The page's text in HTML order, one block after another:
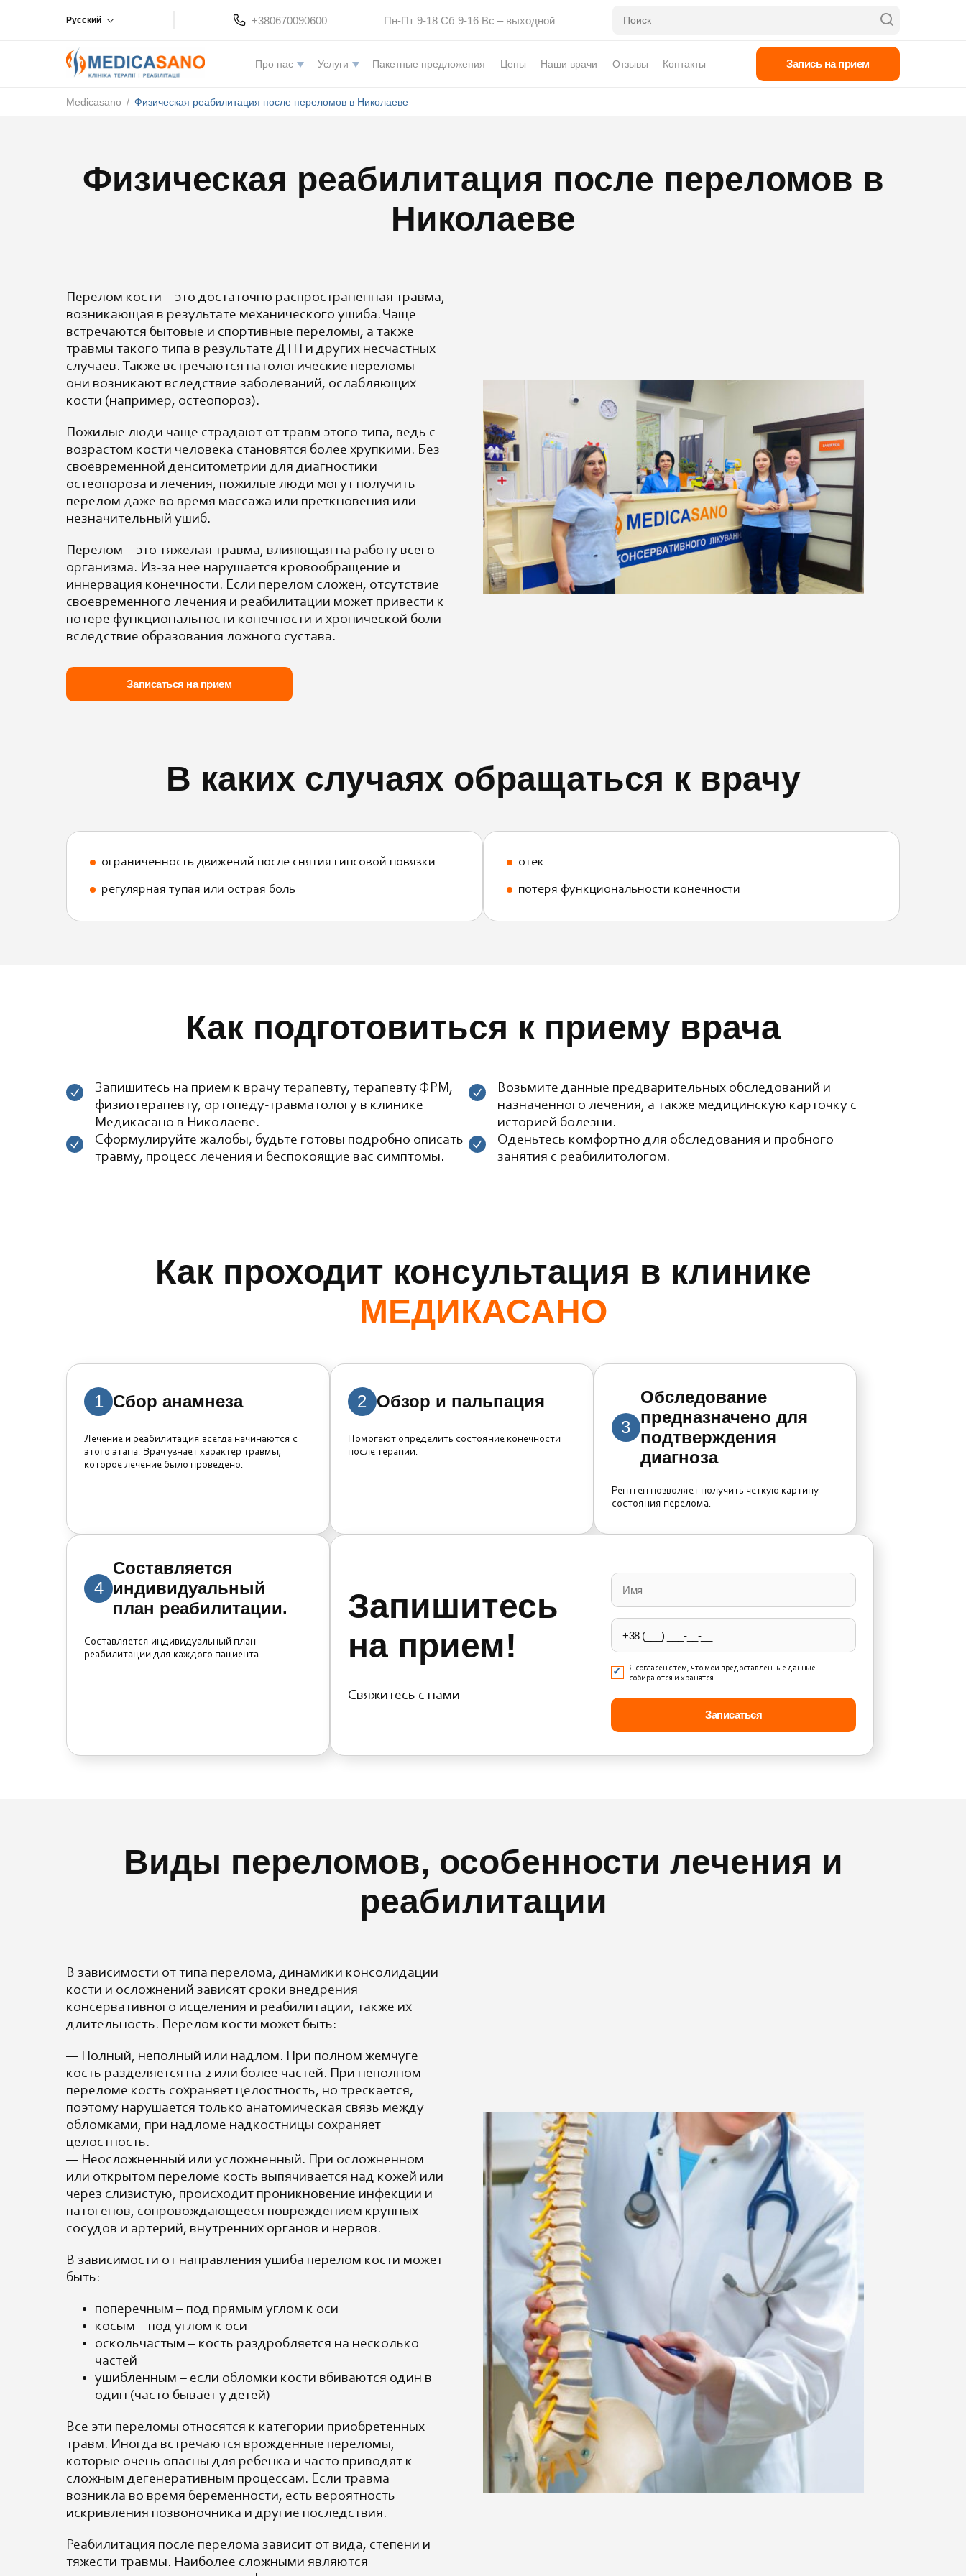
Русский +380670090600 Пн-Пт 9-18 Сб 9-16 Вс – выходной
Про нас Услуги Пакетные предложения Цены Наши врачи Отзывы Контакты Запись на прием
Medicasano / Физическая реабилитация после переломов в Николаеве
Физическая реабилитация после переломов в
Николаеве
Перелом кости – это достаточно распространенная травма,
возникающая в результате механического ушиба. Чаще
встречаются бытовые и спортивные переломы, а также
травмы такого типа в результате ДТП и других несчастных
случаев. Также встречаются патологические переломы –
они возникают вследствие заболеваний, ослабляющих
кости (например, остеопороз).
Пожилые люди чаще страдают от травм этого типа, ведь с
возрастом кости человека становятся более хрупкими. Без
своевременной денситометрии для диагностики
остеопороза и лечения, пожилые люди могут получить
перелом даже во время массажа или преткновения или
незначительный ушиб.
Перелом – это тяжелая травма, влияющая на работу всего
организма. Из-за нее нарушается кровообращение и
иннервация конечности. Если перелом сложен, отсутствие
своевременного лечения и реабилитации может привести к
потере функциональности конечности и хронической боли
вследствие образования ложного сустава.
Записаться на прием
В каких случаях обращаться к врачу
ограниченность движений после снятия гипсовой повязки
регулярная тупая или острая боль
отек
потеря функциональности конечности
Как подготовиться к приему врача
Запишитесь на прием к врачу терапевту, терапевту ФРМ,
физиотерапевту, ортопеду-травматологу в клинике
Медикасано в Николаеве.
Возьмите данные предварительных обследований и
назначенного лечения, а также медицинскую карточку с
историей болезни.
Сформулируйте жалобы, будьте готовы подробно описать
травму, процесс лечения и беспокоящие вас симптомы.
Оденьтесь комфортно для обследования и пробного
занятия с реабилитологом.
Как проходит консультация в клинике
МЕДИКАСАНО
1 Сбор анамнеза
Лечение и реабилитация всегда начинаются с
этого этапа. Врач узнает характер травмы,
которое лечение было проведено.
2 Обзор и пальпация
Помогают определить состояние конечности
после терапии.
3
Обследование
предназначено для
подтверждения
диагноза
Рентген позволяет получить четкую картину
состояния перелома.
4
Составляется
индивидуальный
план реабилитации.
Составляется индивидуальный план
реабилитации для каждого пациента.
Запишитесь
на прием!
Свяжитесь с нами
leave
this
field
empty.
Я согласен с тем, что мои предоставленные данные
собираются и хранятся.
Виды переломов, особенности лечения и
реабилитации
В зависимости от типа перелома, динамики консолидации
кости и осложнений зависят сроки внедрения
консервативного исцеления и реабилитации, также их
длительность. Перелом кости может быть:
— Полный, неполный или надлом. При полном жемчуге
кость разделяется на 2 или более частей. При неполном
переломе кость сохраняет целостность, но трескается,
поэтому нарушается только анатомическая связь между
обломками, при надломе надкостницы сохраняет
целостность.
— Неосложненный или усложненный. При осложненном
или открытом переломе кость выпячивается над кожей или
через слизистую, происходит проникновение инфекции и
патогенов, сопровождающееся повреждением крупных
сосудов и артерий, внутренних органов и нервов.
В зависимости от направления ушиба перелом кости может
быть:
поперечным – под прямым углом к оси
косым – под углом к оси
оскольчаcтым – кость раздробляется на несколько
частей
ушибленным – если обломки кости вбиваются один в
один (часто бывает у детей)
Все эти переломы относятся к категории приобретенных
травм. Иногда встречаются врожденные переломы,
которые очень опасны для ребенка и часто приводят к
сложным дегенеративным процессам. Если травма
возникла во время беременности, есть вероятность
искривления позвоночника и другие последствия.
Реабилитация после перелома зависит от вида, степени и
тяжести травмы. Наиболее сложными являются